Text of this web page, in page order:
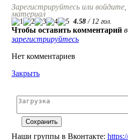
Зарегистрируйтесь или
материал
4.58 / 12 гол.
Чтобы оставить комментарий
зарегистрируйтесь
Нет комментариев
Закрыть
Наши группы в Вконтакте: